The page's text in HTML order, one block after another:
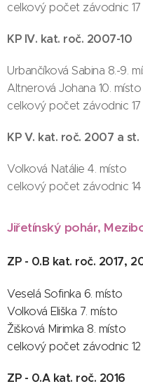
celkový počet závodnic 17
KP IV. kat. roč. 2007-10
Urbančíková Sabina 8.-9.
Altnerová Johana 10. místo
celkový počet závodnic 17
KP V. kat. roč. 2007 a st.
Volková Natálie 4. místo
celkový počet závodnic 14
Jiřetínský pohár,
ZP - 0.B kat. roč. 2017,
Veselá Sofinka 6. místo
Volková Eliška 7. místo
Žišková Mirimka 8. místo
celkový počet závodnic 12
ZP - 0.A kat. roč. 2016